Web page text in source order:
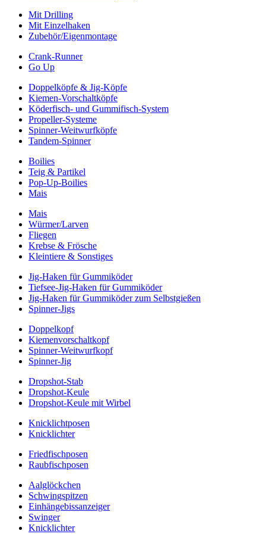
Mit Drilling
Mit Einzelhaken
Zubehör/Eigenmontage
Crank-Runner
Go Up
Doppelköpfe & Jig-Köpfe
Kiemen-Vorschaltköpfe
Köderfisch- und Gummifisch-System
Propeller-Systeme
Spinner-Weitwurfköpfe
Tandem-Spinner
Boilies
Teig & Partikel
Pop-Up-Boilies
Mais
Mais
Würmer/Larven
Fliegen
Krebse & Frösche
Kleintiere & Sonstiges
Jig-Haken für Gummiköder
Tiefsee-Jig-Haken für Gummiköder
Jig-Haken für Gummiköder zum Selbstgießen
Spinner-Jigs
Doppelkopf
Kiemenvorschaltkopf
Spinner-Weitwurfkopf
Spinner-Jig
Dropshot-Stab
Dropshot-Keule
Dropshot-Keule mit Wirbel
Knicklichtposen
Knicklichter
Friedfischposen
Raubfischposen
Aalglöckchen
Schwingspitzen
Einhängebissanzeiger
Swinger
Knicklichter